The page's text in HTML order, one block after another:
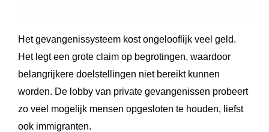
Het gevangenissysteem kost ongelooflijk veel geld.
Het legt een grote claim op begrotingen, waardoor
belangrijkere doelstellingen niet bereikt kunnen
worden. De lobby van private gevangenissen probeert
zo veel mogelijk mensen opgesloten te houden, liefst
ook immigranten.